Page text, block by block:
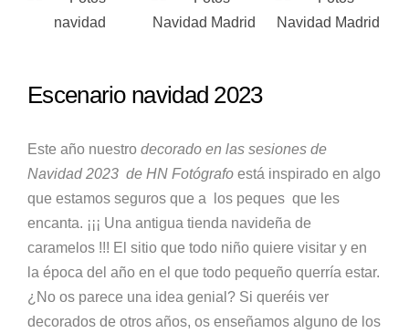
Escenario navidad 2023
Este año nuestro decorado en las sesiones de
Navidad 2023 de HN Fotógrafo está inspirado en algo
que estamos seguros que a los peques que les
encanta. ¡¡¡ Una antigua tienda navideña de
caramelos !!! El sitio que todo niño quiere visitar y en
la época del año en el que todo pequeño querría estar.
¿No os parece una idea genial? Si queréis ver
decorados de otros años, os enseñamos alguno de los